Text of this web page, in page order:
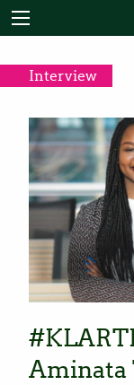
Interview
Aminata